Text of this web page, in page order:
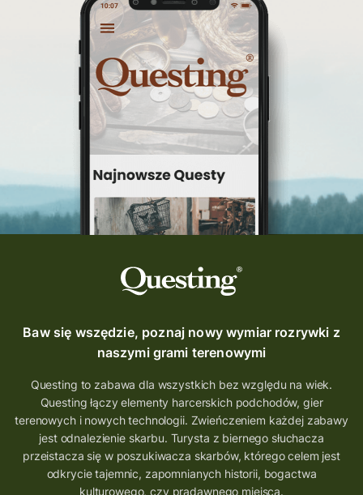
Warka
turystyka śląsk
top questy
Tokarnia
śląsk
Ruda Maleniecka
questinggryterenowe
Questing Świętokrzyskie
questing śląskie
Quest Szlak Przygody
przygoda
nowy quest
najlepsze questy
wycieczki
turystyka przygodowa
Szlak Przygody
szkolenie
szkło
scieżka questingowa
questy w Polsce
questujznami
QUESTOMANIA
questing.pl
Quest Koziołek Matołek
gra miejska
co zobaczyć na Śląsku
aplikacja questy
aplikacja gry terenowe
wielkopolskie questy
wakacje z questami
trenerzy questingu
Baw się wszędzie, poznaj nowy wymiar rozrywki z
naszymi grami terenowymi
Questing to zabawa dla wszystkich bez względu na wiek.
Questing łączy elementy harcerskich podchodów, gier
terenowych i nowych technologii. Zwieńczeniem każdej zabawy
jest odnalezienie skarbu. Turysta z biernego słuchacza
przeistacza się w poszukiwacza skarbów, którego celem jest
odkrycie tajemnic, zapomnianych historii, bogactwa
kulturowego, czy pradawnego miejsca.